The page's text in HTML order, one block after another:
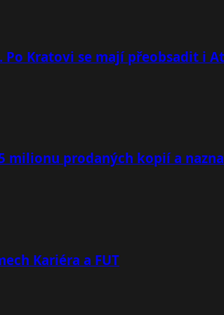
Po Kratovi se mají přeobsadit i
milionu prodaných kopií a
Kariéra a FUT